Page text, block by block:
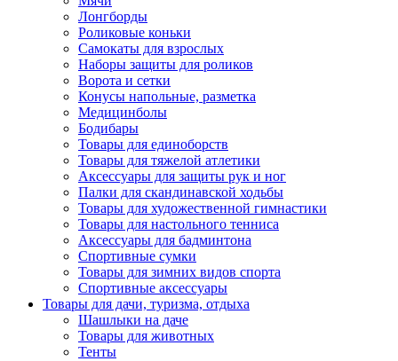
Лонгборды
Роликовые коньки
Самокаты для взрослых
Наборы защиты для роликов
Ворота и сетки
Конусы напольные, разметка
Медицинболы
Бодибары
Товары для единоборств
Товары для тяжелой атлетики
Аксессуары для защиты рук и ног
Палки для скандинавской ходьбы
Товары для художественной гимнастики
Товары для настольного тенниса
Аксессуары для бадминтона
Спортивные сумки
Товары для зимних видов спорта
Спортивные аксессуары
Товары для дачи, туризма, отдыха
Шашлыки на даче
Товары для животных
Тенты